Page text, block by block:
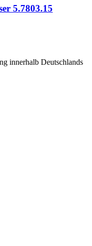
5.7803.15
innerhalb Deutschlands